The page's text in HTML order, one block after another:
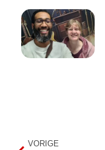
VORIGE